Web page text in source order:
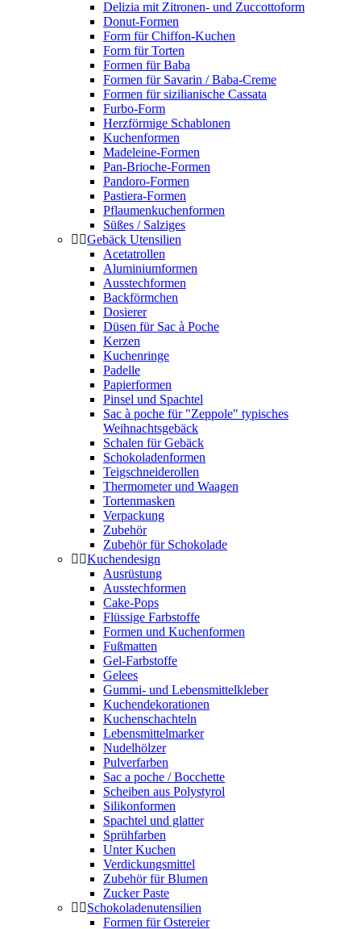
Delizia mit Zitronen- und Zuccottoform
Donut-Formen
Form für Chiffon-Kuchen
Form für Torten
Formen für Baba
Formen für Savarin / Baba-Creme
Formen für sizilianische Cassata
Furbo-Form
Herzförmige Schablonen
Kuchenformen
Madeleine-Formen
Pan-Brioche-Formen
Pandoro-Formen
Pastiera-Formen
Pflaumenkuchenformen
Süßes / Salziges
Gebäck Utensilien
Acetatrollen
Aluminiumformen
Ausstechformen
Backförmchen
Dosierer
Düsen für Sac à Poche
Kerzen
Kuchenringe
Padelle
Papierformen
Pinsel und Spachtel
Sac à poche für "Zeppole" typisches
Weihnachtsgebäck
Schalen für Gebäck
Schokoladenformen
Teigschneiderollen
Thermometer und Waagen
Tortenmasken
Verpackung
Zubehör
Zubehör für Schokolade
Kuchendesign
Ausrüstung
Ausstechformen
Cake-Pops
Flüssige Farbstoffe
Formen und Kuchenformen
Fußmatten
Gel-Farbstoffe
Gelees
Gummi- und Lebensmittelkleber
Kuchendekorationen
Kuchenschachteln
Lebensmittelmarker
Nudelhölzer
Pulverfarben
Sac a poche / Bocchette
Scheiben aus Polystyrol
Silikonformen
Spachtel und glatter
Sprühfarben
Unter Kuchen
Verdickungsmittel
Zubehör für Blumen
Zucker Paste
Schokoladenutensilien
Formen für Ostereier